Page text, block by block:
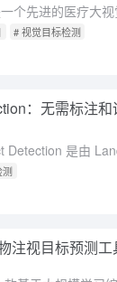
# 视觉目标检测
：无需标注
测
注视目标预测工